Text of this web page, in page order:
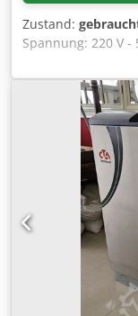
Zustand:
Spannung: 220 V
Stunde
Akzokr